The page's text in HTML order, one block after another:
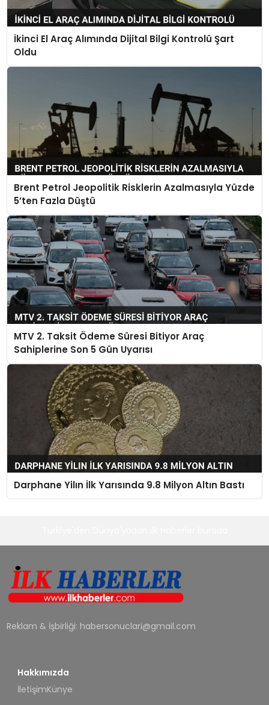
İkinci El Araç Alımında Dijital Bilgi Kontrolü Şart
Oldu
Brent Petrol Jeopolitik Risklerin Azalmasıyla Yüzde
5’ten Fazla Düştü
MTV 2. Taksit Ödeme Süresi Bitiyor Araç
Sahiplerine Son 5 Gün Uyarısı
Darphane Yilın İlk Yarısında 9.8 Milyon Altın Bastı
Reklam & İşbirliği: habersonuclari@gmail.com
Hakkımızda
İletişimKünye